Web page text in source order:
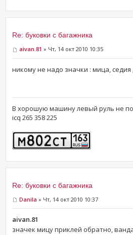
Re: буковки с багажника
aivan.81 » Чт, 14 окт 2010 10:35
никому не надо значки : мица, седия
В хорошую машину левый руль не
icq 265 358 225
Re: буковки с багажника
Danila » Чт, 14 окт 2010 10:37
aivan.81
значек мицу приклей обратно,